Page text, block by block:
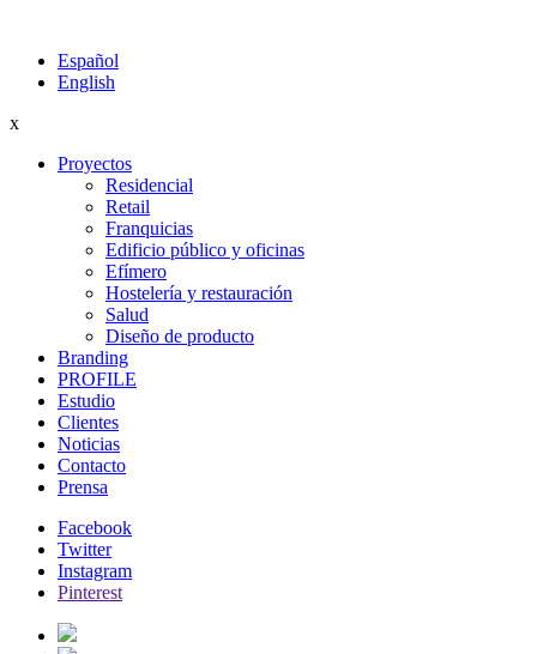
Español
English
x
Proyectos
Residencial
Retail
Franquicias
Edificio público y oficinas
Efímero
Hostelería y restauración
Salud
Diseño de producto
Branding
PROFILE
Estudio
Clientes
Noticias
Contacto
Prensa
Facebook
Twitter
Instagram
Pinterest